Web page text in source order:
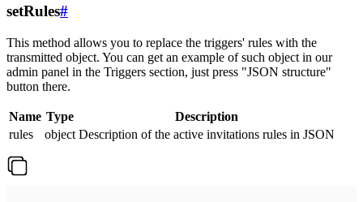
setRules#
This method allows you to replace the triggers' rules with the
transmitted object. You can get an example of such object in our
admin panel in the Triggers section, just press "JSON structure"
button there.
Name Type
Description
rules
object Description of the active invitations rules in JSON